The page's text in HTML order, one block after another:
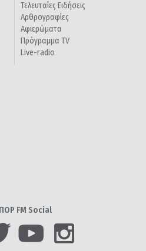
Τελευταίες Ειδήσεις
Αρθρογραφίες
Αφιερώματα
Πρόγραμμα TV
Live-radio
FM Social